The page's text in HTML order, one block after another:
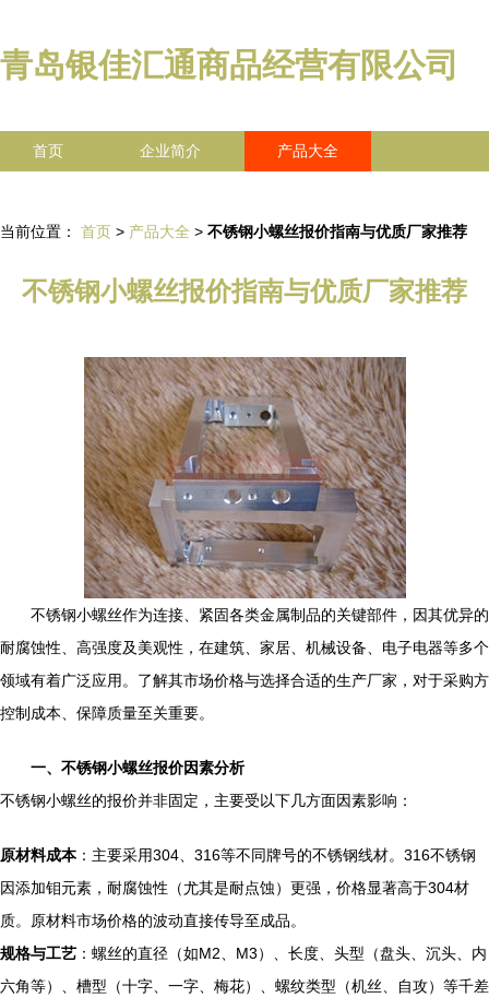
青岛银佳汇通商品经营有限公司
首页 企业简介 产品大全
当前位置： 首页 > 产品大全 > 不锈钢小螺丝报价指南与优质厂家推荐
不锈钢小螺丝报价指南与优质厂家推荐
不锈钢小螺丝作为连接、紧固各类金属制品的关键部件，因其优异的
耐腐蚀性、高强度及美观性，在建筑、家居、机械设备、电子电器等多个
领域有着广泛应用。了解其市场价格与选择合适的生产厂家，对于采购方
控制成本、保障质量至关重要。
一、不锈钢小螺丝报价因素分析
不锈钢小螺丝的报价并非固定，主要受以下几方面因素影响：
原材料成本：主要采用304、316等不同牌号的不锈钢线材。316不锈钢
因添加钼元素，耐腐蚀性（尤其是耐点蚀）更强，价格显著高于304材
质。原材料市场价格的波动直接传导至成品。
规格与工艺 ：螺丝的直径（如M2、M3）、长度、头型（盘头、沉头、内
六角等）、槽型（十字、一字、梅花）、螺纹类型（机丝、自攻）等千差